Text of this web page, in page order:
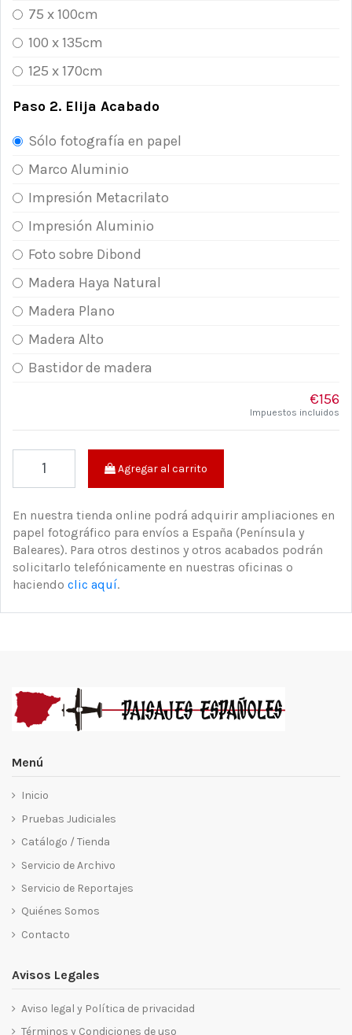
75 x 100cm
100 x 135cm
125 x 170cm
Paso 2. Elija Acabado
Sólo fotografía en papel
Marco Aluminio
Impresión Metacrilato
Impresión Aluminio
Foto sobre Dibond
Madera Haya Natural
Madera Plano
Madera Alto
Bastidor de madera
€156
Impuestos incluidos
Agregar al carrito
En nuestra tienda online podrá adquirir ampliaciones en
papel fotográfico para envíos a España (Península y
Baleares). Para otros destinos y otros acabados podrán
solicitarlo telefónicamente en nuestras oficinas o
haciendo clic aquí.
Menú
Inicio
Pruebas Judiciales
Catálogo / Tienda
Servicio de Archivo
Servicio de Reportajes
Quiénes Somos
Contacto
Avisos Legales
Aviso legal y Política de privacidad
Términos y Condiciones de uso